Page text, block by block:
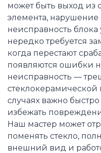
может быть выход из
элемента, нарушение
неисправность
нередко требуется
когда перестают
появляются ошибки
неисправность —
стеклокерамической
случаях важно
избежать
Наш мастер может
поменять стекло,
внешний вид и